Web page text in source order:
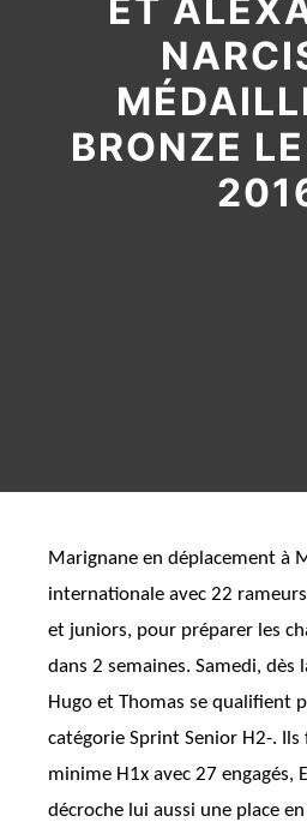
ET
BRONZE
Marignane en déplacement à
internationale avec 22
et juniors, pour préparer les
dans 2 semaines. Samedi, dès
Hugo et Thomas se qualifient
catégorie Sprint Senior H2-. Ils
minime H1x avec 27 engagés,
décroche lui aussi une place